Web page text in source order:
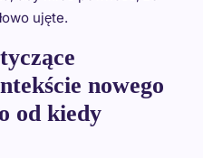
ujęte.
nowego
od kiedy